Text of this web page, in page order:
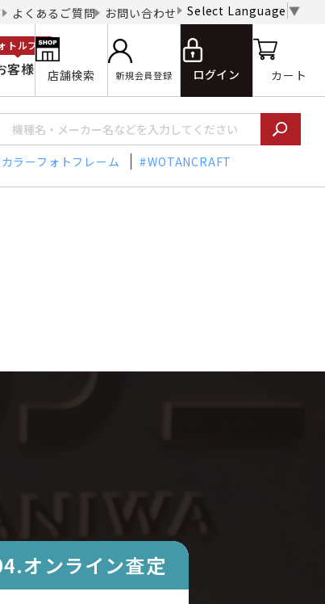
よくあるご質問 お問い合わせ Select Language ▼
客様
トルプロ
店舗検索 新規会員登録 ログイン カート
ラーフォトフレーム WOTANCRAFT
オンライン査定